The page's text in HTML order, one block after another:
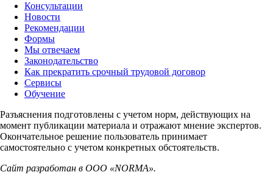
Консультации
Новости
Рекомендации
Формы
Мы отвечаем
Законодательство
Как прекратить срочный трудовой договор
Сервисы
Обучение
Разъяснения подготовлены с учетом норм, действующих на
момент публикации материала и отражают мнение экспертов.
Окончательное решение пользователь принимает
самостоятельно с учетом конкретных обстоятельств.
Сайт разработан в ООО «NORMA».